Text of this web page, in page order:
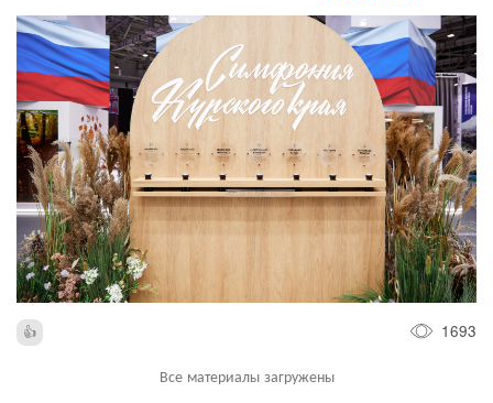
1693
Все материалы загружены